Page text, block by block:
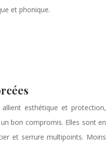
et phonique.
esthétique et protection,
bon compromis. Elles sont en
et serrure multipoints. Moins